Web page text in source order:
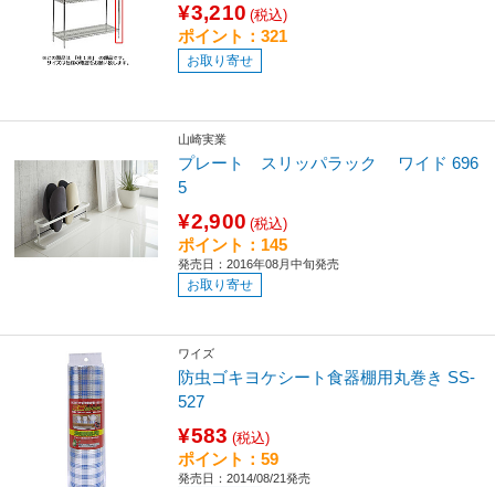
¥3,210 (税込)
ポイント：321
お取り寄せ
山崎実業
プレート スリッパラック ワイド 696
5
¥2,900 (税込)
ポイント：145
発売日：2016年08月中旬発売
お取り寄せ
ワイズ
防虫ゴキヨケシート食器棚用丸巻き SS-
527
¥583 (税込)
ポイント：59
発売日：2014/08/21発売